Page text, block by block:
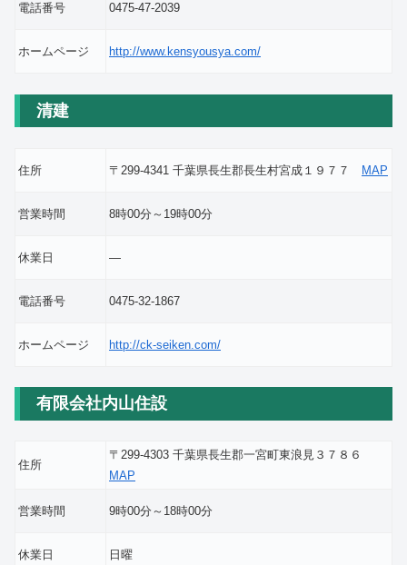
電話番号 0475-47-2039
ホームページ http://www.kensyousya.com/
清建
住所 〒299-4341 千葉県長生郡長生村宮成１９７７ MAP
営業時間 8時00分～19時00分
休業日 ―
電話番号 0475-32-1867
ホームページ http://ck-seiken.com/
有限会社内山住設
住所
〒299-4303 千葉県長生郡一宮町東浪見３７８６
MAP
営業時間 9時00分～18時00分
休業日 日曜